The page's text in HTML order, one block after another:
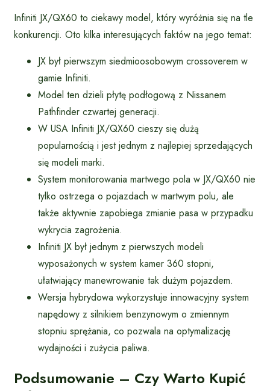
Infiniti JX/QX60 to ciekawy model, który wyróżnia się na tle
konkurencji. Oto kilka interesujących faktów na jego temat:
JX był pierwszym siedmioosobowym crossoverem w
gamie Infiniti.
Model ten dzieli płytę podłogową z Nissanem
Pathfinder czwartej generacji.
W USA Infiniti JX/QX60 cieszy się dużą
popularnością i jest jednym z najlepiej sprzedających
się modeli marki.
System monitorowania martwego pola w JX/QX60 nie
tylko ostrzega o pojazdach w martwym polu, ale
także aktywnie zapobiega zmianie pasa w przypadku
wykrycia zagrożenia.
Infiniti JX był jednym z pierwszych modeli
wyposażonych w system kamer 360 stopni,
ułatwiający manewrowanie tak dużym pojazdem.
Wersja hybrydowa wykorzystuje innowacyjny system
napędowy z silnikiem benzynowym o zmiennym
stopniu sprężania, co pozwala na optymalizację
wydajności i zużycia paliwa.
Podsumowanie – Czy Warto Kupić